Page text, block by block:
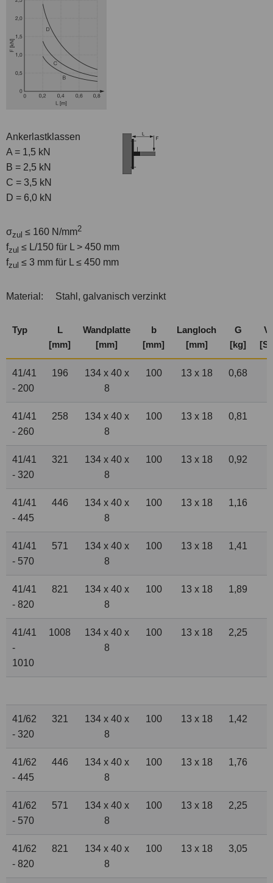
Ankerlastklassen
A = 1,5 kN
B = 2,5 kN
C = 3,5 kN
D = 6,0 kN
σzul ≤ 160 N/mm2
fzul ≤ L/150 für L > 450 mm
fzul ≤ 3 mm für L ≤ 450 mm
Material: Stahl, galvanisch verzinkt
Typ
L
[mm]
Wandplatte
[mm]
b
[mm]
Langloch
[mm]
G
[kg]
41/41
- 200
196
134 x 40 x
8
100 13 x 18 0,68
41/41
- 260
258
134 x 40 x
8
100 13 x 18 0,81
41/41
- 320
321
134 x 40 x
8
100 13 x 18 0,92
41/41
- 445
446
134 x 40 x
8
100 13 x 18 1,16
41/41
- 570
571
134 x 40 x
8
100 13 x 18 1,41
41/41
- 820
821
134 x 40 x
8
100 13 x 18 1,89
41/41
-
1010
1008
134 x 40 x
8
100 13 x 18 2,25
41/62
- 320
321
134 x 40 x
8
100 13 x 18 1,42
41/62
- 445
446
134 x 40 x
8
100 13 x 18 1,76
41/62
- 570
571
134 x 40 x
8
100 13 x 18 2,25
41/62
- 820
821
134 x 40 x
8
100 13 x 18 3,05